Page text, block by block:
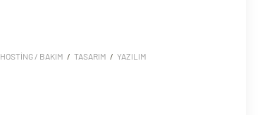
HOSTING / BAKIM / TASARIM / YAZILIM